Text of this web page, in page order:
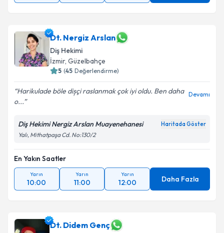
Dt. Nergiz Arslan
Diş Hekimi
İzmir, Güzelbahçe
5 (45 Değerlendirme)
Harikulade böle dișçi raslanmak çok iyi oldu. Ben daha
o...
Devamı
Diş Hekimi Nergiz Arslan Muayenehanesi Haritada Göster
Yalı, Mithatpaşa Cd. No:130/2
En Yakın Saatler
Yarın
10:00
Yarın
11:00
Yarın
12:00 Daha Fazla
Dt. Didem Genç